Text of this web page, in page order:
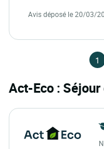
Avis déposé le 20/03/
1
Act-Eco :